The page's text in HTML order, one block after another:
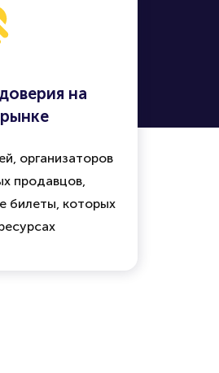
на
организаторов
продавцов,
билеты, которых